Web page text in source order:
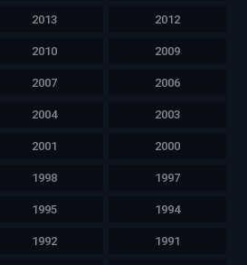
2013 2012
2010 2009
2007 2006
2004 2003
2001 2000
1998 1997
1995 1994
1992 1991